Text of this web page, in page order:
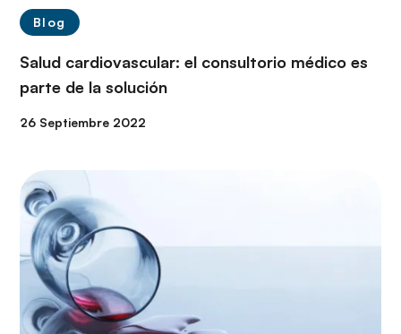
Blog
Salud cardiovascular: el consultorio médico es
parte de la solución
26 Septiembre 2022